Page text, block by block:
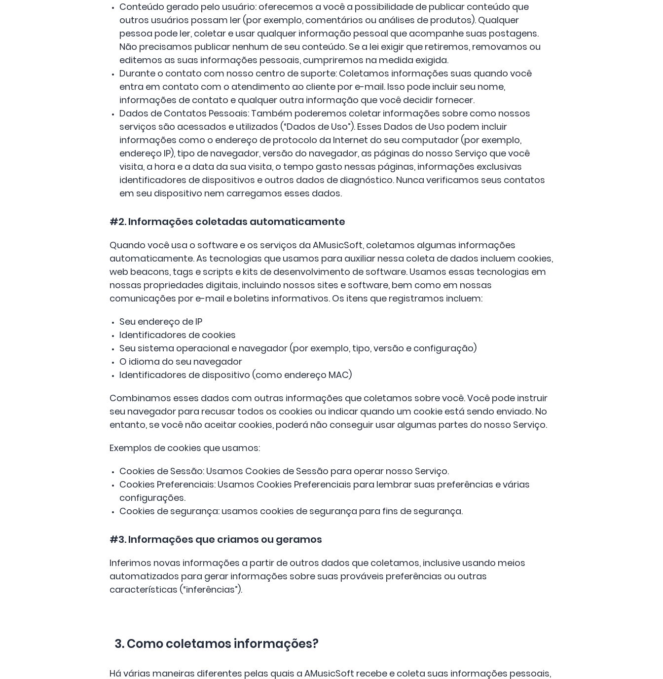
Conteúdo gerado pelo usuário: oferecemos a você a possibilidade de publicar conteúdo que
outros usuários possam ler (por exemplo, comentários ou análises de produtos). Qualquer
pessoa pode ler, coletar e usar qualquer informação pessoal que acompanhe suas postagens.
Não precisamos publicar nenhum de seu conteúdo. Se a lei exigir que retiremos, removamos ou
editemos as suas informações pessoais, cumpriremos na medida exigida.
Durante o contato com nosso centro de suporte: Coletamos informações suas quando você
entra em contato com o atendimento ao cliente por e-mail. Isso pode incluir seu nome,
informações de contato e qualquer outra informação que você decidir fornecer.
Dados de Contatos Pessoais: Também poderemos coletar informações sobre como nossos
serviços são acessados ​​e utilizados (“Dados de Uso”). Esses Dados de Uso podem incluir
informações como o endereço de protocolo da Internet do seu computador (por exemplo,
endereço IP), tipo de navegador, versão do navegador, as páginas do nosso Serviço que você
visita, a hora e a data da sua visita, o tempo gasto nessas páginas, informações exclusivas
identificadores de dispositivos e outros dados de diagnóstico. Nunca verificamos seus contatos
em seu dispositivo nem carregamos esses dados.
#2. Informações coletadas automaticamente
Quando você usa o software e os serviços da AMusicSoft, coletamos algumas informações
automaticamente. As tecnologias que usamos para auxiliar nessa coleta de dados incluem cookies,
web beacons, tags e scripts e kits de desenvolvimento de software. Usamos essas tecnologias em
nossas propriedades digitais, incluindo nossos sites e software, bem como em nossas
comunicações por e-mail e boletins informativos. Os itens que registramos incluem:
Seu endereço de IP
Identificadores de cookies
Seu sistema operacional e navegador (por exemplo, tipo, versão e configuração)
O idioma do seu navegador
Identificadores de dispositivo (como endereço MAC)
Combinamos esses dados com outras informações que coletamos sobre você. Você pode instruir
seu navegador para recusar todos os cookies ou indicar quando um cookie está sendo enviado. No
entanto, se você não aceitar cookies, poderá não conseguir usar algumas partes do nosso Serviço.
Exemplos de cookies que usamos:
Cookies de Sessão: Usamos Cookies de Sessão para operar nosso Serviço.
Cookies Preferenciais: Usamos Cookies Preferenciais para lembrar suas preferências e várias
configurações.
Cookies de segurança: usamos cookies de segurança para fins de segurança.
#3. Informações que criamos ou geramos
Inferimos novas informações a partir de outros dados que coletamos, inclusive usando meios
automatizados para gerar informações sobre suas prováveis ​​preferências ou outras
características (“inferências”).
3. Como coletamos informações?
Há várias maneiras diferentes pelas quais a AMusicSoft recebe e coleta suas informações pessoais,